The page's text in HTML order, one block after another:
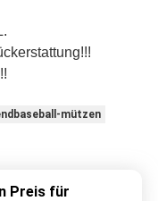
mützen
Preis für